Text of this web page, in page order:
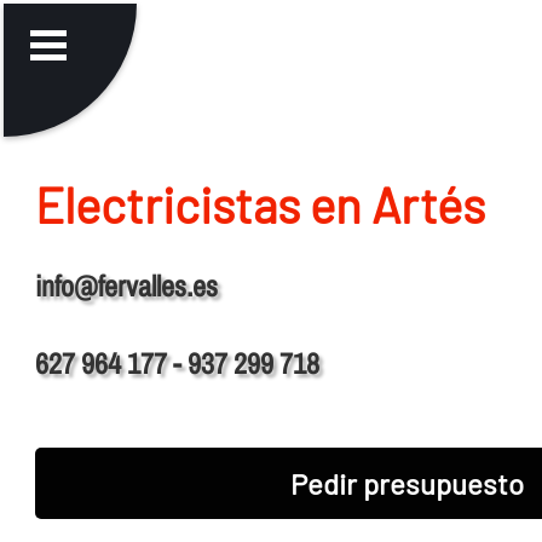
Electricistas en Artés
info@fervalles.es
627 964 177 - 937 299 718
Pedir presupuesto